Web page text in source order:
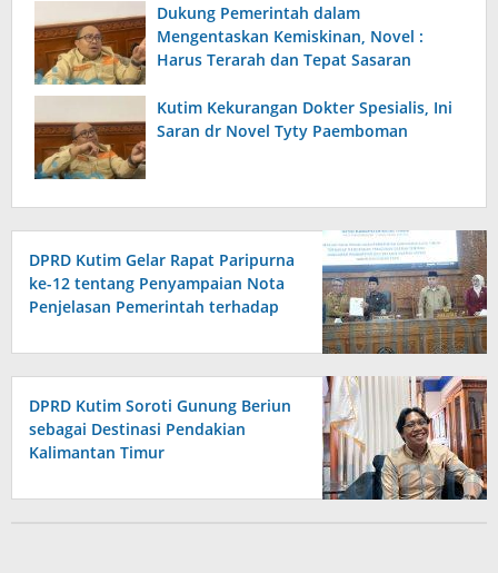
Dukung Pemerintah dalam
Mengentaskan Kemiskinan, Novel :
Harus Terarah dan Tepat Sasaran
Kutim Kekurangan Dokter Spesialis, Ini
Saran dr Novel Tyty Paemboman
DPRD Kutim Gelar Rapat Paripurna
ke-12 tentang Penyampaian Nota
Penjelasan Pemerintah terhadap
DPRD Kutim Soroti Gunung Beriun
sebagai Destinasi Pendakian
Kalimantan Timur